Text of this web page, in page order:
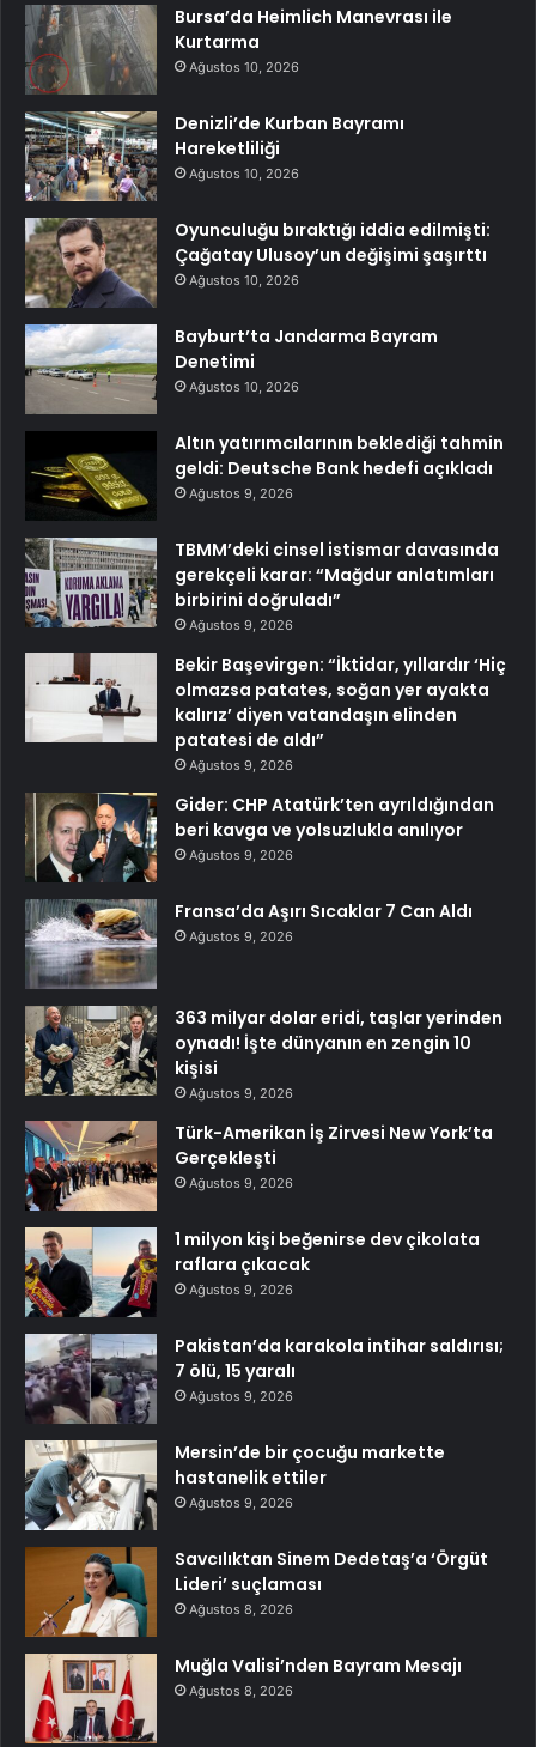
Bursa’da Heimlich Manevrası ile
Kurtarma
Ağustos 10, 2026
Denizli’de Kurban Bayramı
Hareketliliği
Ağustos 10, 2026
Oyunculuğu bıraktığı iddia edilmişti:
Çağatay Ulusoy’un değişimi şaşırttı
Ağustos 10, 2026
Bayburt’ta Jandarma Bayram
Denetimi
Ağustos 10, 2026
Altın yatırımcılarının beklediği tahmin
geldi: Deutsche Bank hedefi açıkladı
Ağustos 9, 2026
TBMM’deki cinsel istismar davasında
gerekçeli karar: “Mağdur anlatımları
birbirini doğruladı”
Ağustos 9, 2026
Bekir Başevirgen: “İktidar, yıllardır ‘Hiç
olmazsa patates, soğan yer ayakta
kalırız’ diyen vatandaşın elinden
patatesi de aldı”
Ağustos 9, 2026
Gider: CHP Atatürk’ten ayrıldığından
beri kavga ve yolsuzlukla anılıyor
Ağustos 9, 2026
Fransa’da Aşırı Sıcaklar 7 Can Aldı
Ağustos 9, 2026
363 milyar dolar eridi, taşlar yerinden
oynadı! İşte dünyanın en zengin 10
kişisi
Ağustos 9, 2026
Türk-Amerikan İş Zirvesi New York’ta
Gerçekleşti
Ağustos 9, 2026
1 milyon kişi beğenirse dev çikolata
raflara çıkacak
Ağustos 9, 2026
Pakistan’da karakola intihar saldırısı;
7 ölü, 15 yaralı
Ağustos 9, 2026
Mersin’de bir çocuğu markette
hastanelik ettiler
Ağustos 9, 2026
Savcılıktan Sinem Dedetaş’a ‘Örgüt
Lideri’ suçlaması
Ağustos 8, 2026
Muğla Valisi’nden Bayram Mesajı
Ağustos 8, 2026